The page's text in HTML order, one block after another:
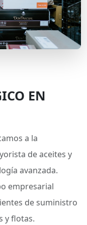
EN
a la
de aceites y
avanzada.
empresarial
de suministro
y flotas.